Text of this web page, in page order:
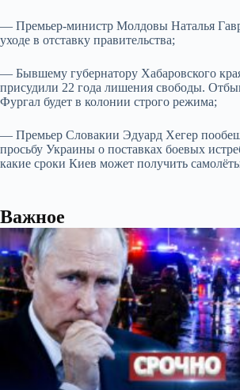
— Премьер-министр Молдовы Наталья
уходе в отставку правительства;
— Бывшему губернатору Хабаровского
присудили 22 года лишения свободы.
Фургал будет в колонии строго режима;
— Премьер Словакии Эдуард Хегер
просьбу Украины о поставках боевых
какие сроки Киев может получить
Важное